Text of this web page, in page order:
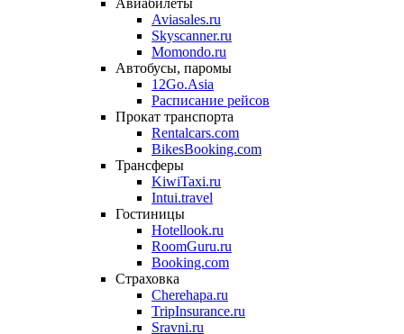
Авиабилеты
Aviasales.ru
Skyscanner.ru
Momondo.ru
Автобусы, паромы
12Go.Asia
Расписание рейсов
Прокат транспорта
Rentalcars.com
BikesBooking.com
Трансферы
KiwiTaxi.ru
Intui.travel
Гостиницы
Hotellook.ru
RoomGuru.ru
Booking.com
Страховка
Cherehapa.ru
TripInsurance.ru
Sravni.ru